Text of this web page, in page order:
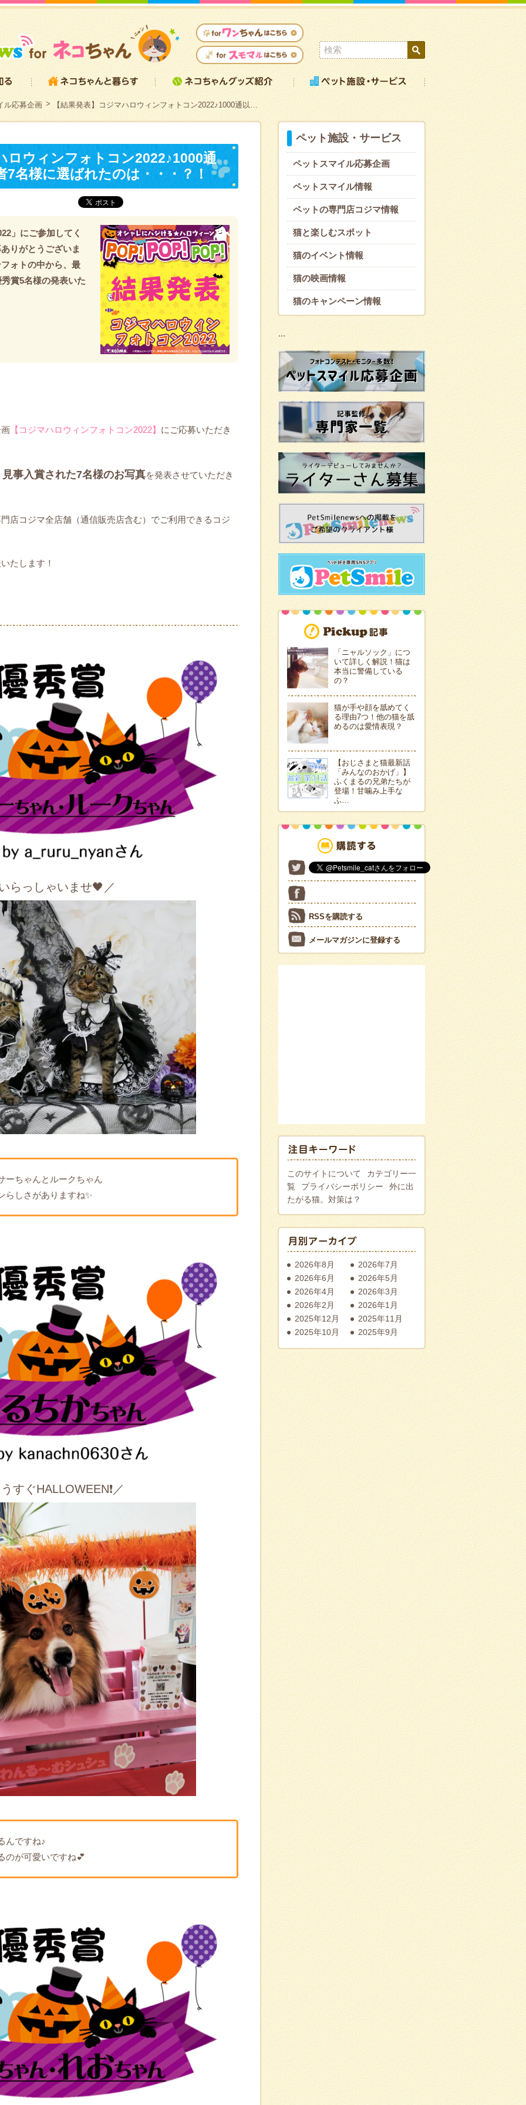
ル応募企画 【結果発表】コジマハロウィンフォトコン2022♪1000通以…
ロウィンフォトコン2022♪1000通
7名様に選ばれたのは・・・？！
」にご参加してく
りがとうございま
ォトの中から、最
賞5名様の発表いた
【コジマハロウィンフォトコン2022】 にご応募いただき
見事入賞された7名様のお写真を発表させていただき
店コジマ全店舗（通信販売店含む）でご利用できるコジ
たします！
らっしゃいませ🖤／
ーちゃんとルークちゃん
らしさがありますね✨
すぐHALLOWEEN❗／
んですね♪
のが可愛いですね💕
ペット施設・サービス
ペットスマイル応募企画
ペットスマイル情報
ペットの専門店コジマ情報
猫と楽しむスポット
猫のイベント情報
猫の映画情報
猫のキャンペーン情報
...
「ニャルソック」につ
いて詳しく解説！猫は
本当に警備している
の？
猫が手や顔を舐めてく
る理由7つ！他の猫を舐
めるのは愛情表現？
【おじさまと猫最新話
「みんなのおかげ」】
ふくまるの兄弟たちが
登場！甘噛み上手な
ふ…
RSSを購読する
メールマガジンに登録する
このサイトについて
カテゴリー一
覧
プライバシーポリシー
外に出
たがる猫。対策は？
2026年8月
2026年7月
2026年6月
2026年5月
2026年4月
2026年3月
2026年2月
2026年1月
2025年12月
2025年11月
2025年10月
2025年9月